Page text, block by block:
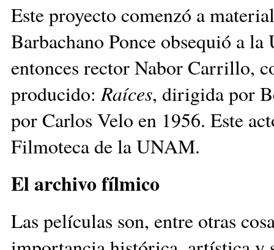
Este proyecto comenzó a
Barbachano Ponce obsequió a
entonces rector Nabor Carrillo,
producido:Raíces, dirigida por
por Carlos Velo en 1956. Este
Filmoteca de la UNAM.
El archivo fílmico
Las películas son, entre otras